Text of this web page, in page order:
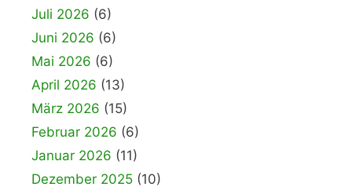
Juli 2026 (6)
Juni 2026 (6)
Mai 2026 (6)
April 2026 (13)
März 2026 (15)
Februar 2026 (6)
Januar 2026 (11)
Dezember 2025 (10)